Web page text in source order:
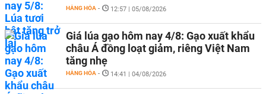
HÀNG HÓA - 12:57 | 05/08/2026
Giá lúa gạo hôm nay 4/8: Gạo xuất khẩu
châu Á đồng loạt giảm, riêng Việt Nam
tăng nhẹ
HÀNG HÓA - 14:41 | 04/08/2026